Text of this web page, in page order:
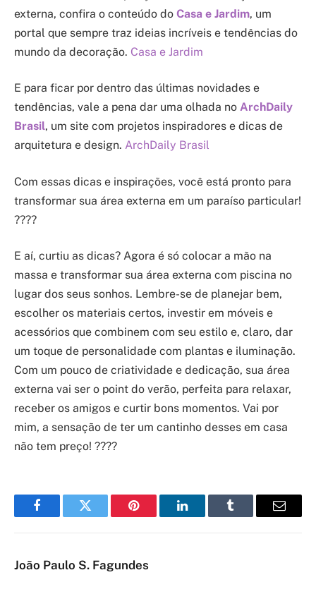
externa, confira o conteúdo do Casa e Jardim, um
portal que sempre traz ideias incríveis e tendências do
mundo da decoração. Casa e Jardim
E para ficar por dentro das últimas novidades e
tendências, vale a pena dar uma olhada no ArchDaily
Brasil, um site com projetos inspiradores e dicas de
arquitetura e design. ArchDaily Brasil
Com essas dicas e inspirações, você está pronto para
transformar sua área externa em um paraíso particular!
????
E aí, curtiu as dicas? Agora é só colocar a mão na
massa e transformar sua área externa com piscina no
lugar dos seus sonhos. Lembre-se de planejar bem,
escolher os materiais certos, investir em móveis e
acessórios que combinem com seu estilo e, claro, dar
um toque de personalidade com plantas e iluminação.
Com um pouco de criatividade e dedicação, sua área
externa vai ser o point do verão, perfeita para relaxar,
receber os amigos e curtir bons momentos. Vai por
mim, a sensação de ter um cantinho desses em casa
não tem preço! ????
FacebookTwitter Pinterest LinkedInTumblr Email
João Paulo S. Fagundes